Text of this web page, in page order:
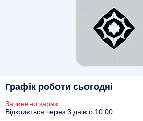
Графік роботи сьогодні
Зачинено зараз
Відкриється через 3 днів о 10:00